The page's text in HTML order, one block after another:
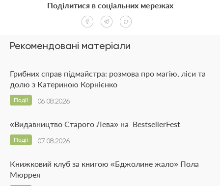
Рекомендовані матеріали
Грибних справ підмайстра: розмова про магію, ліси та
долю з Катериною Корнієнко
06.08.2026
Події
«Видавництво Старого Лева» на BestsellerFest
07.08.2026
Події
Книжковий клуб за книгою «Бджолине жало» Пола
Мюррея
Поділитися в соціальних мережах